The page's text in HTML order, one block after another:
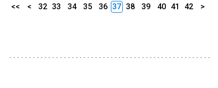
<< < 32 33 34 35 36 37 38 39 40 41 42 >